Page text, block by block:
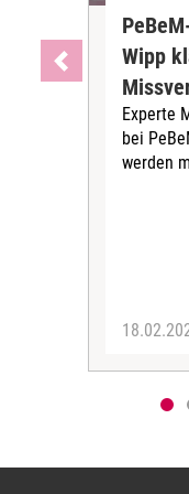
Wipp
Experte
bei
werden